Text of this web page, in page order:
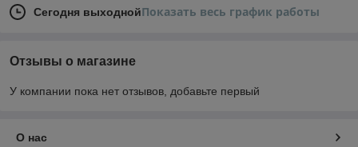
Сегодня выходнойПоказать весь график работы
Отзывы о магазине
У компании пока нет отзывов, добавьте первый
О нас